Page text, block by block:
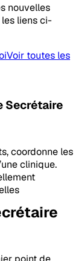
nouvelles
liens ci-
Voir toutes les
Secrétaire
coordonne les
clinique.